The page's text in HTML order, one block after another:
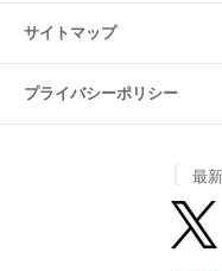
サイトマップ
プライバシーポリシー
最